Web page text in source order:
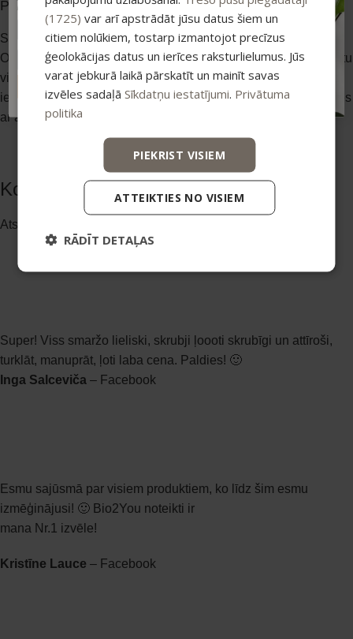
Palīdz izlīdzināt sejas ādu
Smiltsērkšķu eļļā esošas Omega-3, Omega-6, Omega-7 un
Omega-9 taukskābes nostiprina ādas virsējos slāņus, lai iegūtu
vienmērīgāku, veselīgāku un jaunāku ādas izskatu. Tā palīdz
iegūt starojošu un veselīgu ādu, veicinot ādas elastību, cīnoties
ar ādas iekaisumiem un mitrinot to.
Ko saka mūsu klienti?
Atsauksmes par mūsu produktiem
Super! Viss smaržo lieliski, skrubji ļoooti skrubīgi un attīroši,
turklāt, manuprāt, ļoti laba cena. Paldies! 🙂
Inga Salceviča – Facebook
Esmu sajūsmā par visiem produktiem, ko līdz šim esmu
izmēģinājusi! 🙂 Bio2You noteikti ir
mana Nr.1 izvēle!
Kristīne Lauce – Facebook
(1725) var arī apstrādāt jūsu datus šiem un
citiem nolūkiem, tostarp izmantojot precīzus
ģeolokācijas datus un ierīces raksturlielumus. Jūs
varat jebkurā laikā pārskatīt un mainīt savas
izvēles sadaļāSīkdatņu iestatījumi. Privātuma
politika
PIEKRIST VISIEM
ATTEIKTIES NO VISIEM
RĀDĪT DETAĻAS
pirkumiem virs 25 €